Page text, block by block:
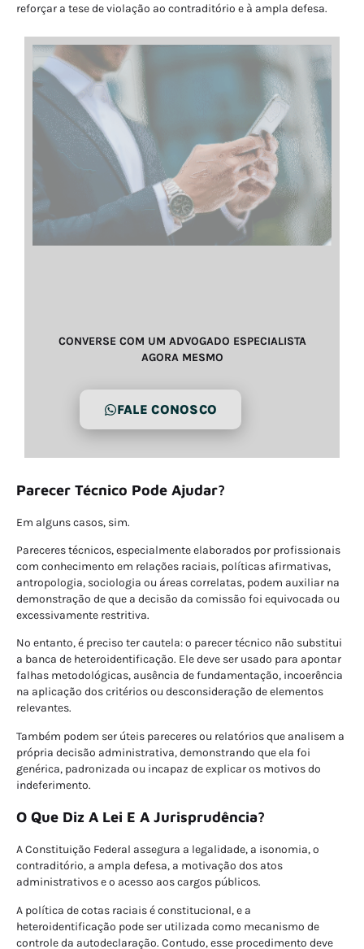
reforçar a tese de violação ao contraditório e à ampla defesa.
CONVERSE COM UM ADVOGADO ESPECIALISTA
AGORA MESMO
FALE CONOSCO
Parecer Técnico Pode Ajudar?
Em alguns casos, sim.
Pareceres técnicos, especialmente elaborados por profissionais
com conhecimento em relações raciais, políticas afirmativas,
antropologia, sociologia ou áreas correlatas, podem auxiliar na
demonstração de que a decisão da comissão foi equivocada ou
excessivamente restritiva.
No entanto, é preciso ter cautela: o parecer técnico não substitui
a banca de heteroidentificação. Ele deve ser usado para apontar
falhas metodológicas, ausência de fundamentação, incoerência
na aplicação dos critérios ou desconsideração de elementos
relevantes.
Também podem ser úteis pareceres ou relatórios que analisem a
própria decisão administrativa, demonstrando que ela foi
genérica, padronizada ou incapaz de explicar os motivos do
indeferimento.
O Que Diz A Lei E A Jurisprudência?
A Constituição Federal assegura a legalidade, a isonomia, o
contraditório, a ampla defesa, a motivação dos atos
administrativos e o acesso aos cargos públicos.
A política de cotas raciais é constitucional, e a
heteroidentificação pode ser utilizada como mecanismo de
controle da autodeclaração. Contudo, esse procedimento deve